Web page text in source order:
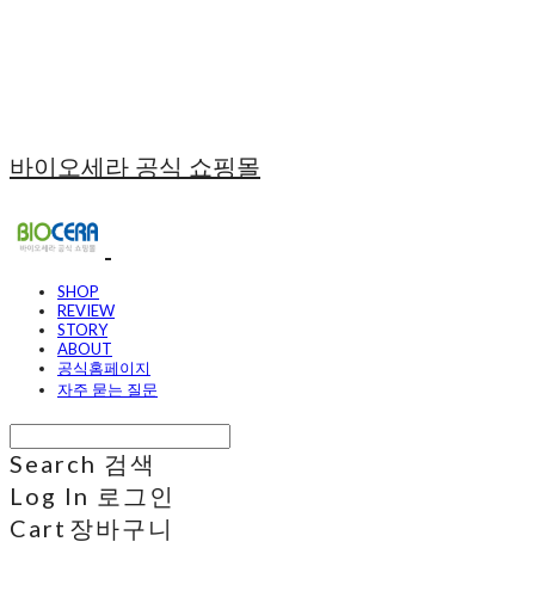
바이오세라 공식 쇼핑몰
SHOP
REVIEW
STORY
ABOUT
공식홈페이지
자주 묻는 질문
Search 검색
Log In 로그인
Cart 장바구니